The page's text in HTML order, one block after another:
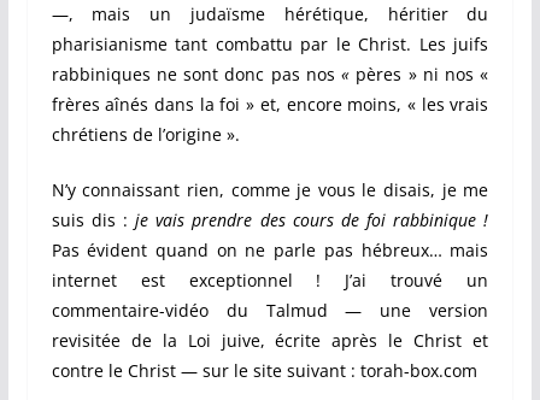
—, mais un judaïsme hérétique, héritier du
pharisianisme tant combattu par le Christ. Les juifs
rabbiniques ne sont donc pas nos« pères » ni nos «
frères aînés dans la foi » et, encore moins, « les vrais
chrétiens de l’origine ».
N’y connaissant rien, comme je vous le disais, je me
suis dis :je vais prendre des cours de foi rabbinique !
Pas évident quand on ne parle pas hébreux… mais
internet est exceptionnel ! J’ai trouvé un
commentaire-vidéo du Talmud — une version
revisitée de la Loi juive, écrite après le Christ et
contre le Christ — sur le site suivant : torah-box.com